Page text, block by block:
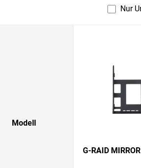
Nur
Modell
G-RAID